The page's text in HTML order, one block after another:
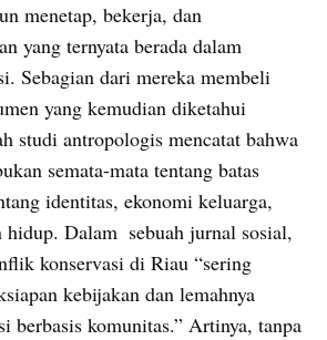
menetap, bekerja, dan
yang ternyata berada dalam
Sebagian dari mereka membeli
yang kemudian diketahui
studi antropologis mencatat bahwa
semata-mata tentang batas
identitas, ekonomi keluarga,
hidup. Dalam  sebuah jurnal sosial,
konservasi di Riau “sering
kebijakan dan lemahnya
berbasis komunitas.” Artinya, tanpa